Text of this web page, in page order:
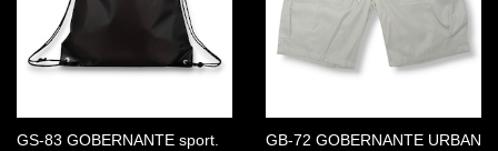
GS-83 GOBERNANTE sport.
GB-72 GOBERNANTE URBAN